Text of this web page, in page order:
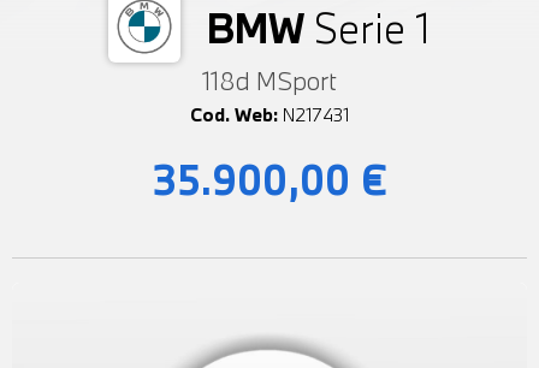
BMW Serie 1
118d MSport
Cod. Web: N217431
35.900,00 €